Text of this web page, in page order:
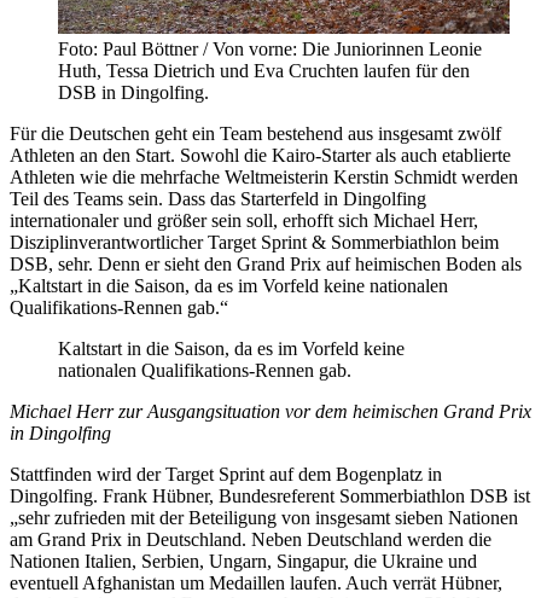
Foto: Paul Böttner / Von vorne: Die Juniorinnen Leonie
Huth, Tessa Dietrich und Eva Cruchten laufen für den
DSB in Dingolfing.
Für die Deutschen geht ein Team bestehend aus insgesamt zwölf
Athleten an den Start. Sowohl die Kairo-Starter als auch etablierte
Athleten wie die mehrfache Weltmeisterin Kerstin Schmidt werden
Teil des Teams sein. Dass das Starterfeld in Dingolfing
internationaler und größer sein soll, erhofft sich Michael Herr,
Disziplinverantwortlicher Target Sprint & Sommerbiathlon beim
DSB, sehr. Denn er sieht den Grand Prix auf heimischen Boden als
„Kaltstart in die Saison, da es im Vorfeld keine nationalen
Qualifikations-Rennen gab.“
Kaltstart in die Saison, da es im Vorfeld keine
nationalen Qualifikations-Rennen gab.
Michael Herr zur Ausgangsituation vor dem heimischen Grand Prix
in Dingolfing
Stattfinden wird der Target Sprint auf dem Bogenplatz in
Dingolfing. Frank Hübner, Bundesreferent Sommerbiathlon DSB ist
„sehr zufrieden mit der Beteiligung von insgesamt sieben Nationen
am Grand Prix in Deutschland. Neben Deutschland werden die
Nationen Italien, Serbien, Ungarn, Singapur, die Ukraine und
eventuell Afghanistan um Medaillen laufen. Auch verrät Hübner,